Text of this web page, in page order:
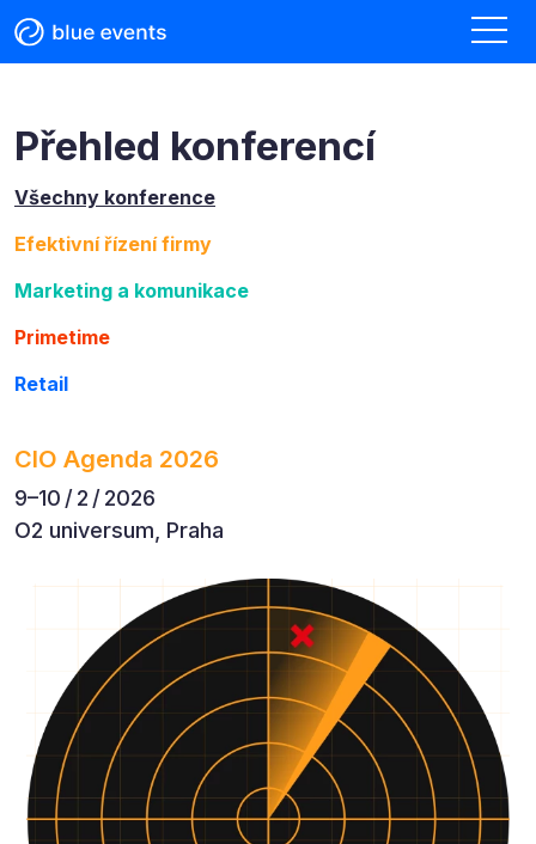
Přehled konferencí
Všechny konference
Efektivní řízení firmy
Marketing a komunikace
Primetime
Retail
CIO Agenda 2026
9–⁠10 / 2 / 2026
O2 universum, Praha